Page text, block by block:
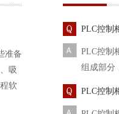
准备
吸
软
拆
PLC控制
PLC控制
组成部分
PLC控制